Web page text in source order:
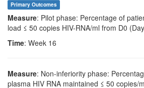
Primary Outcomes
Measure: Pilot phase: Percentage of
load ≤ 50 copies HIV-RNA/ml from D0
Time: Week 16
Measure: Non-inferiority phase:
plasma HIV RNA maintained ≤ 50 copies/